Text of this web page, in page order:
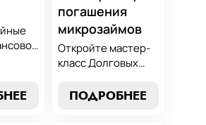
по
погашения
микрозаймов
Откройте мастер-
класс Долговых
погашению
ПОДРОБНЕЕ